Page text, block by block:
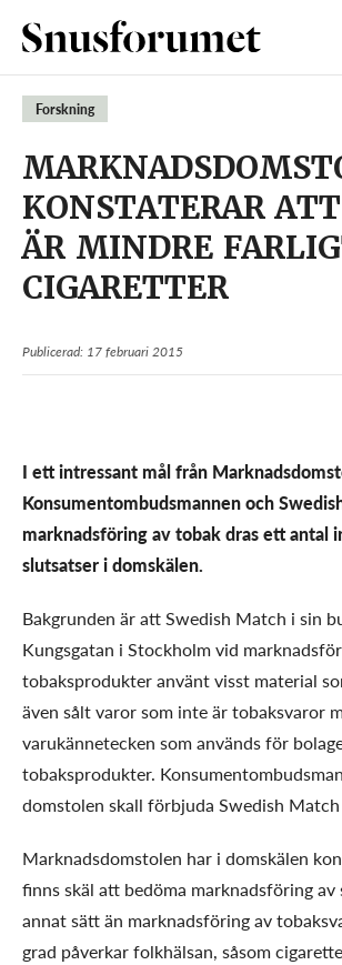
Forskning
KONSTATERAR
ÄR MINDRE
CIGARETTER
Publicerad: 17 februari 2015
I ett intressant mål från
Konsumentombudsmannen och
marknadsföring av tobak dras ett antal
slutsatser i domskälen.
Bakgrunden är att Swedish Match i sin
Kungsgatan i Stockholm vid
tobaksprodukter använt visst material
även sålt varor som inte är tobaksvaror
varukännetecken som används för
tobaksprodukter.
domstolen skall förbjuda Swedish
Marknadsdomstolen har i domskälen
finns skäl att bedöma marknadsföring av
annat sätt än marknadsföring av
grad påverkar folkhälsan, såsom